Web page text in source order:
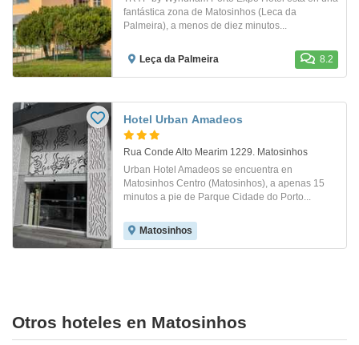
fantástica zona de Matosinhos (Leca da
Palmeira), a menos de diez minutos...
Leça da Palmeira 8.2
Hotel Urban Amadeos
Rua Conde Alto Mearim 1229. Matosinhos
Urban Hotel Amadeos se encuentra en
Matosinhos Centro (Matosinhos), a apenas 15
minutos a pie de Parque Cidade do Porto...
Matosinhos
Otros hoteles en Matosinhos